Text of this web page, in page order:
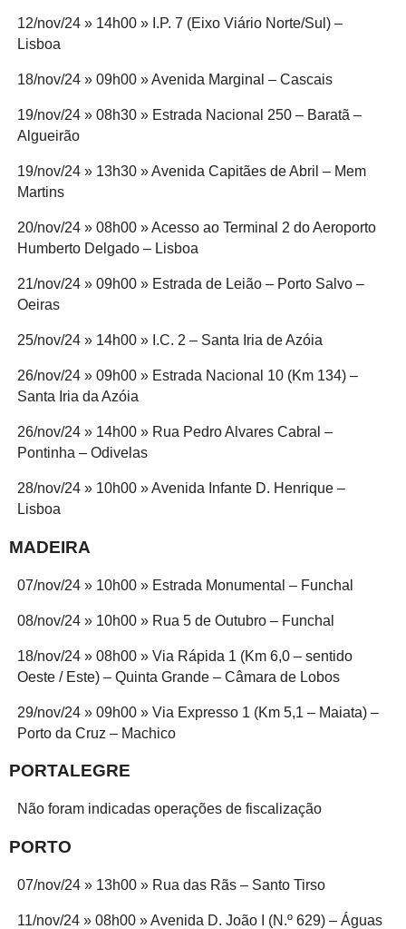
12/nov/24 » 14h00 » I.P. 7 (Eixo Viário Norte/Sul) –
Lisboa
18/nov/24 » 09h00 » Avenida Marginal – Cascais
19/nov/24 » 08h30 » Estrada Nacional 250 – Baratã –
Algueirão
19/nov/24 » 13h30 » Avenida Capitães de Abril – Mem
Martins
20/nov/24 » 08h00 » Acesso ao Terminal 2 do Aeroporto
Humberto Delgado – Lisboa
21/nov/24 » 09h00 » Estrada de Leião – Porto Salvo –
Oeiras
25/nov/24 » 14h00 » I.C. 2 – Santa Iria de Azóia
26/nov/24 » 09h00 » Estrada Nacional 10 (Km 134) –
Santa Iria da Azóia
26/nov/24 » 14h00 » Rua Pedro Alvares Cabral –
Pontinha – Odivelas
28/nov/24 » 10h00 » Avenida Infante D. Henrique –
Lisboa
MADEIRA
07/nov/24 » 10h00 » Estrada Monumental – Funchal
08/nov/24 » 10h00 » Rua 5 de Outubro – Funchal
18/nov/24 » 08h00 » Via Rápida 1 (Km 6,0 – sentido
Oeste / Este) – Quinta Grande – Câmara de Lobos
29/nov/24 » 09h00 » Via Expresso 1 (Km 5,1 – Maiata) –
Porto da Cruz – Machico
PORTALEGRE
Não foram indicadas operações de fiscalização
PORTO
07/nov/24 » 13h00 » Rua das Rãs – Santo Tirso
11/nov/24 » 08h00 » Avenida D. João I (N.º 629) – Águas